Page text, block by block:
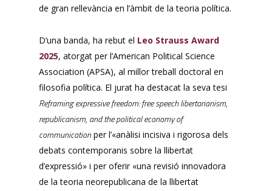
de gran rellevància en l’àmbit de la teoria política.
D’una banda, ha rebut el Leo Strauss Award
2025, atorgat per l’American Political Science
Association (APSA), al millor treball doctoral en
filosofia política. El jurat ha destacat la seva tesi
Reframing expressive freedom: free speech libertarianism,
republicanism, and the political economy of
communication per l’«anàlisi incisiva i rigorosa dels
debats contemporanis sobre la llibertat
d’expressió» i per oferir «una revisió innovadora
de la teoria neorepublicana de la llibertat